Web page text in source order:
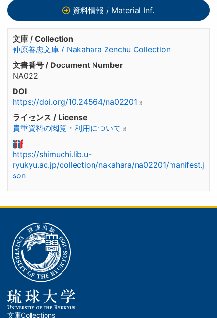
資料情報 / Material Inf.
文庫 / Collection
仲原善忠文庫 / Nakahara Zenchu Collection
文書番号 / Document Number
NA022
DOI
https://doi.org/10.24564/na02201
ライセンス / License
貴重資料の閲覧・利用について
https://shimuchi.lib.u-
ryukyu.ac.jp/collection/nakahara/na02201/manifest.j
son
文庫Collections